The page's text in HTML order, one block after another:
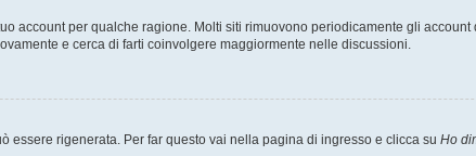
account per qualche ragione. Molti siti rimuovono periodicamente gli
e cerca di farti coinvolgere maggiormente nelle discussioni.
essere rigenerata. Per far questo vai nella pagina di ingresso e clicca su Ho